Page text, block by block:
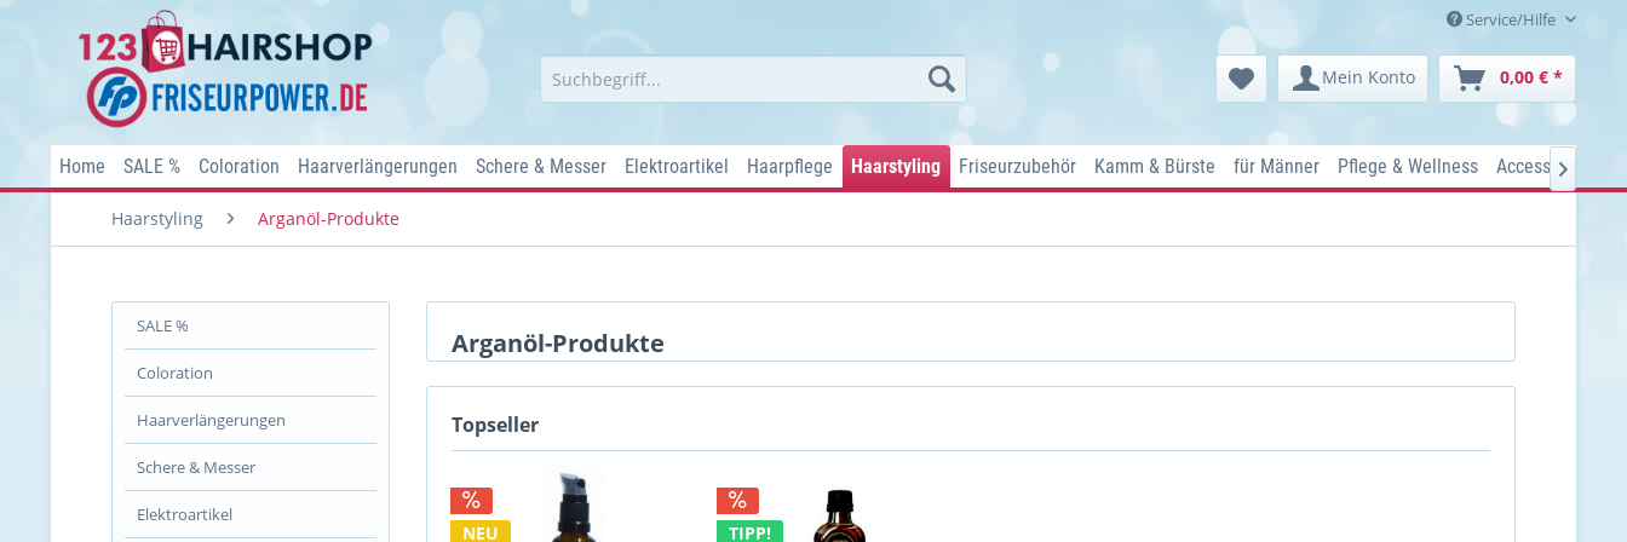
Service/Hilfe
Mein Konto 0,00 € *
Home SALE % Coloration Haarverlängerungen Schere & Messer Elektroartikel Haarpflege Haarstyling Friseurzubehör Kamm & Bürste für Männer Pflege & Wellness Accessoires

Haarstyling Arganöl-Produkte
SALE %
Coloration
Haarverlängerungen
Schere & Messer
Elektroartikel
Arganöl-Produkte
Topseller
NEU TIPP!